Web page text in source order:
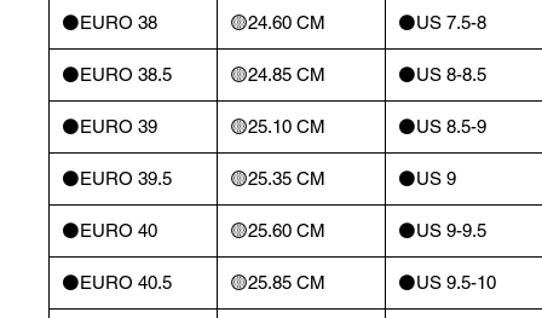
⚫️EURO 38 🟡24.60 CM ⚫️US 7.5-8
⚫️EURO 38.5 🟡24.85 CM ⚫️US 8-8.5
⚫️EURO 39 🟡25.10 CM ⚫️US 8.5-9
⚫️EURO 39.5 🟡25.35 CM ⚫️US 9
⚫️EURO 40 🟡25.60 CM ⚫️US 9-9.5
⚫️EURO 40.5 🟡25.85 CM ⚫️US 9.5-10